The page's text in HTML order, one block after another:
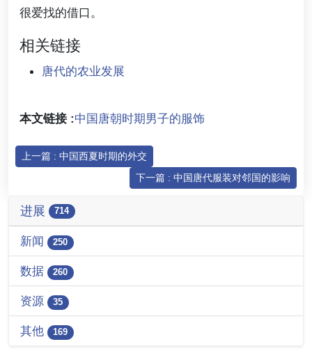
很爱找的借口。
相关链接
唐代的农业发展
本文链接 :中国唐朝时期男子的服饰
上一篇 : 中国西夏时期的外交
下一篇 : 中国唐代服装对邻国的影响
进展 714
新闻 250
数据 260
资源 35
其他 169